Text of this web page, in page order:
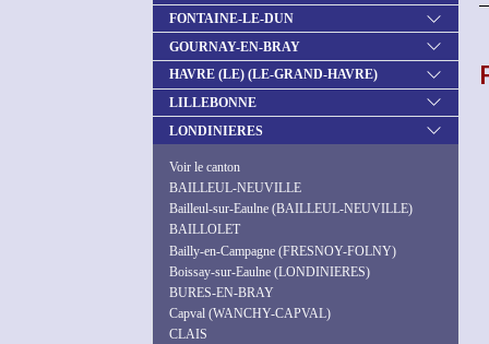
FONTAINE-LE-DUN
GOURNAY-EN-BRAY
HAVRE (LE) (LE-GRAND-HAVRE)
LILLEBONNE
LONDINIERES
Voir le canton
BAILLEUL-NEUVILLE
Bailleul-sur-Eaulne (BAILLEUL-NEUVILLE)
BAILLOLET
Bailly-en-Campagne (FRESNOY-FOLNY)
Boissay-sur-Eaulne (LONDINIERES)
BURES-EN-BRAY
Capval (WANCHY-CAPVAL)
CLAIS